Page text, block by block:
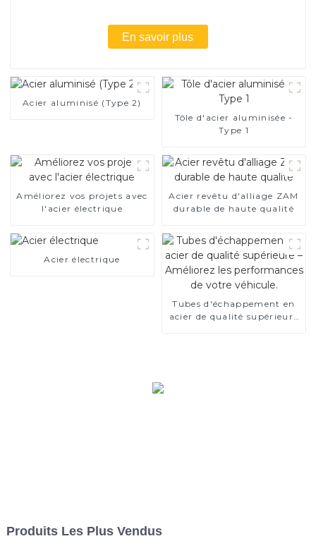
En savoir plus
Acier aluminisé (Type 2)
Tôle d'acier aluminisée -
Type 1
Améliorez vos projets avec
l'acier électrique
Acier revêtu d'alliage ZAM
durable de haute qualité
Acier électrique
Tubes d'échappement en
acier de qualité supérieure
Produits Les Plus Vendus